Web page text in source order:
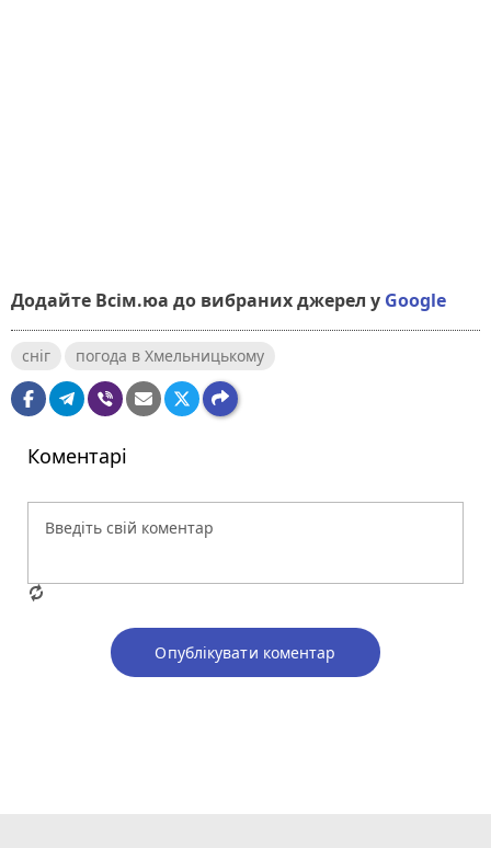
Додайте Всім.юа до вибраних джерел у Google
сніг погода в Хмельницькому
Коментарі
Опублікувати коментар